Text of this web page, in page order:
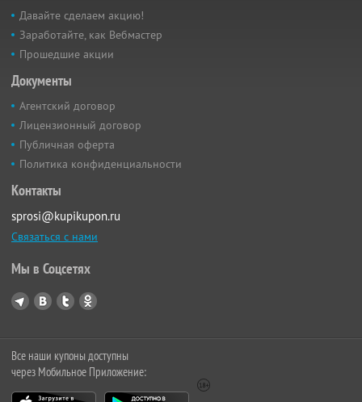
Давайте сделаем акцию!
Заработайте, как Вебмастер
Прошедшие акции
Документы
Агентский договор
Лицензионный договор
Публичная оферта
Политика конфиденциальности
Контакты
sprosi@kupikupon.ru
Связаться с нами
Мы в Соцсетях
Все наши купоны доступны
через Мобильное Приложение: